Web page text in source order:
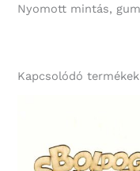
Nyomott mintás,
Kapcsolódó termékek